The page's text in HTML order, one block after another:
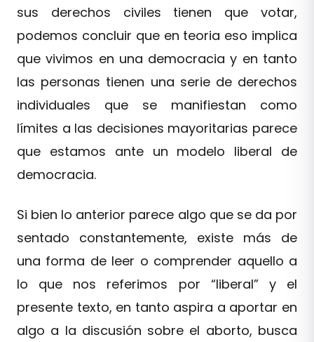
sus derechos civiles tienen que votar,
podemos concluir que en teoria eso implica
que vivimos en una democracia y en tanto
las personas tienen una serie de derechos
individuales que se manifiestan como
límites a las decisiones mayoritarias parece
que estamos ante un modelo liberal de
democracia.
Si bien lo anterior parece algo que se da por
sentado constantemente, existe más de
una forma de leer o comprender aquello a
lo que nos referimos por “liberal” y el
presente texto, en tanto aspira a aportar en
algo a la discusión sobre el aborto, busca